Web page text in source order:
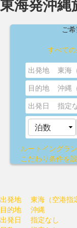
東海発沖
ご
すべて
出発地
東海
目的地
沖縄
出発日
指定
ルートイングラ
こだわり条件を
出発地
東海（空港指
目的地
沖縄
出発日
指定なし